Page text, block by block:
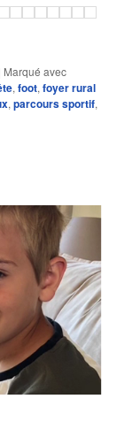
Marqué avec
,foot,foyer rural
,parcours sportif,